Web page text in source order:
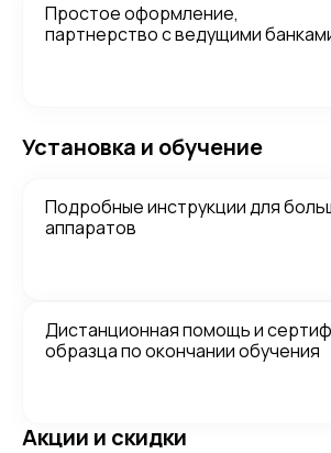
Простое оформление,
партнерство с ведущими
Установка и обучение
Подробные инструкции для
аппаратов
Дистанционная помощь и
образца по окончании обучения
Акции и скидки